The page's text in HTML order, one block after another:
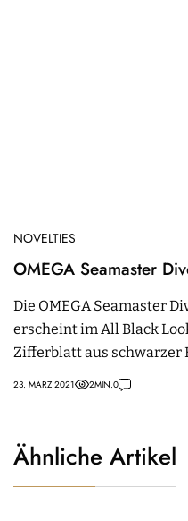
NOVELTIES
OMEGA Seamaster
Die OMEGA Seamaster
erscheint im All Black
Zifferblatt aus schwarzer
23. MÄRZ 2021 2MIN.0
Ähnliche Artikel